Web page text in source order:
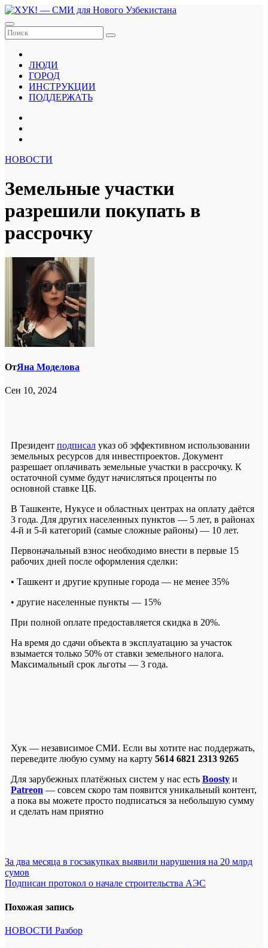
Перейти
к
содержанию
ЛЮДИ
ГОРОД
ИНСТРУКЦИИ
ПОДДЕРЖАТЬ
НОВОСТИ
Земельные участки
разрешили покупать в
рассрочку
ОтЯна Моделова
Сен 10, 2024
Президент подписал указ об эффективном использовании
земельных ресурсов для инвестпроектов. Документ
разрешает оплачивать земельные участки в рассрочку. К
остаточной сумме будут начисляться проценты по
основной ставке ЦБ.
В Ташкенте, Нукусе и областных центрах на оплату даётся
3 года. Для других населенных пунктов — 5 лет, в районах
4-й и 5-й категорий (самые сложные районы) — 10 лет.
Первоначальный взнос необходимо внести в первые 15
рабочих дней после оформления сделки:
• Ташкент и другие крупные города — не менее 35%
• другие населенные пункты — 15%
При полной оплате предоставляется скидка в 20%.
На время до сдачи объекта в эксплуатацию за участок
взымается только 50% от ставки земельного налога.
Максимальный срок льготы — 3 года.
Хук — независимое СМИ. Если вы хотите нас поддержать,
переведите любую сумму на карту 5614 6821 2313 9265
Для зарубежных платёжных систем у нас есть Boosty и
Patreon — совсем скоро там появится уникальный контент,
а пока вы можете просто подписаться за небольшую сумму
и сделать нам приятно
Навигация
по
За два месяца в госзакупках выявили нарушения на 20 млрд
сумов
Подписан протокол о начале строительства АЭС
Похожая запись
НОВОСТИ Разбор